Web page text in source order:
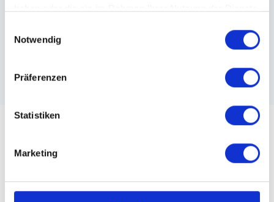
Notwendig
Präferenzen
Statistiken
Marketing
Passau, auch bekannt als "Dreiflüssestadt", ist eine malerische Stadt
im Südosten Bayerns, Deutschland. Sie liegt am Zusammenfluss der